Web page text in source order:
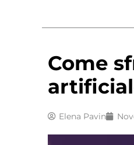
Come
Elena Pavin